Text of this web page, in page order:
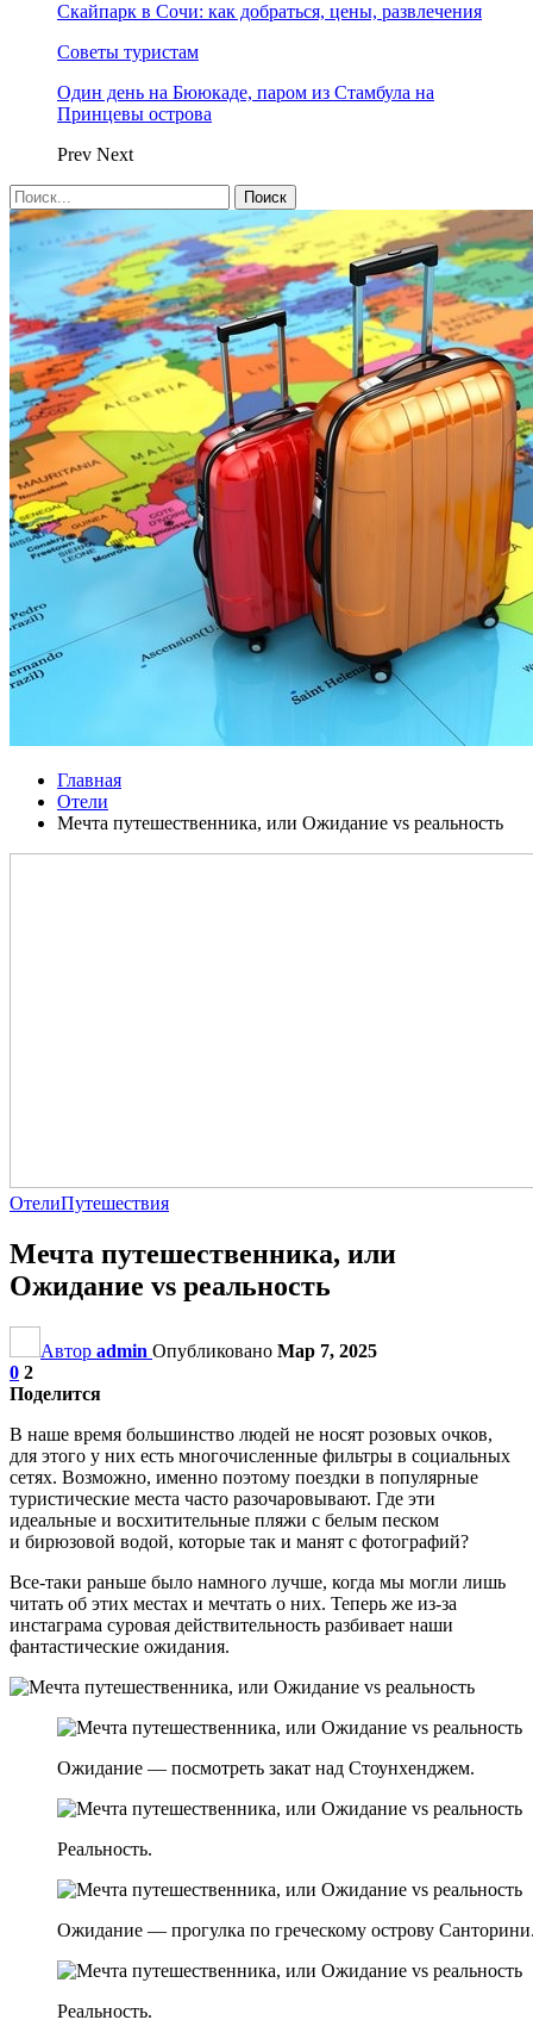
Скайпарк в Сочи: как добраться, цены, развлечения
Советы туристам
Один день на Бююкаде, паром из Стамбула на
Принцевы острова
Prev Next
Главная
Отели
Мечта путешественника, или Ожидание vs реальность
ОтелиПутешествия
Мечта путешественника, или
Ожидание vs реальность
Автор admin Опубликовано Мар 7, 2025
0 2
Поделится
В наше время большинство людей не носят розовых очков,
для этого у них есть многочисленные фильтры в социальных
сетях. Возможно, именно поэтому поездки в популярные
туристические места часто разочаровывают. Где эти
идеальные и восхитительные пляжи с белым песком
и бирюзовой водой, которые так и манят с фотографий?
Все-таки раньше было намного лучше, когда мы могли лишь
читать об этих местах и мечтать о них. Теперь же из-за
инстаграма суровая действительность разбивает наши
фантастические ожидания.
Ожидание — посмотреть закат над Стоунхенджем.
Реальность.
Ожидание — прогулка по греческому острову
Реальность.